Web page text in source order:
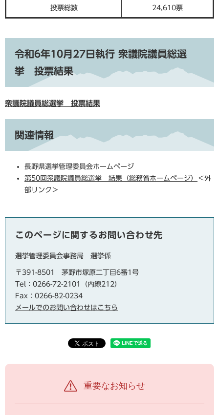
投票総数 24,610票
令和6年10月27日執行 衆議院議員総選
挙 投票結果
衆議院議員総選挙 投票結果
関連情報
長野県選挙管理委員会ホームページ
第50回衆議院議員総選挙​​ 結果（総務省ホームページ）
＜外
部リンク＞
このページに関するお問い合わせ先
選挙管理委員会事務局 選挙係
〒391-8501
茅野市塚原二丁目6番1号
Tel：0266-72-2101（内線212）
Fax：0266-82-0234
メールでのお問い合わせはこちら
重要なお知らせ